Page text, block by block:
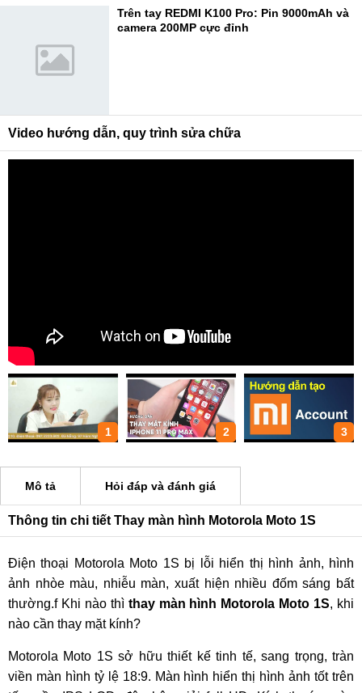
Trên tay REDMI K100 Pro: Pin 9000mAh và
camera 200MP cực đỉnh
Video hướng dẫn, quy trình sửa chữa
1 2 3
Mô tả Hỏi đáp và đánh giá
Thông tin chi tiết Thay màn hình Motorola Moto 1S
Điện thoại Motorola Moto 1S bị lỗi hiển thị hình ảnh, hình
ảnh nhòe màu, nhiễu màn, xuất hiện nhiều đốm sáng bất
thường.f Khi nào thì thay màn hình Motorola Moto 1S, khi
nào cần thay mặt kính?
Motorola Moto 1S sở hữu thiết kế tinh tế, sang trọng, tràn
viền màn hình tỷ lệ 18:9. Màn hình hiển thị hình ảnh tốt trên